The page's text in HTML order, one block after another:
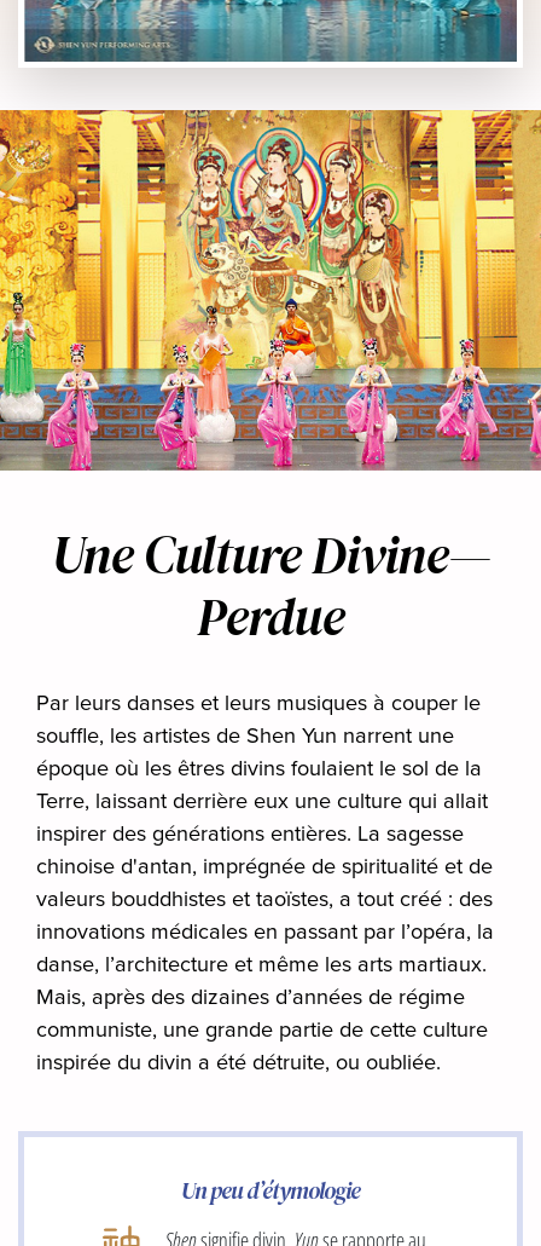
Une Culture Divine—
Perdue
Par leurs danses et leurs musiques à couper le
souffle, les artistes de Shen Yun narrent une
époque où les êtres divins foulaient le sol de la
Terre, laissant derrière eux une culture qui allait
inspirer des générations entières. La sagesse
chinoise d'antan, imprégnée de spiritualité et de
valeurs bouddhistes et taoïstes, a tout créé : des
innovations médicales en passant par l’opéra, la
danse, l’architecture et même les arts martiaux.
Mais, après des dizaines d’années de régime
communiste, une grande partie de cette culture
inspirée du divin a été détruite, ou oubliée.
Un peu d’étymologie